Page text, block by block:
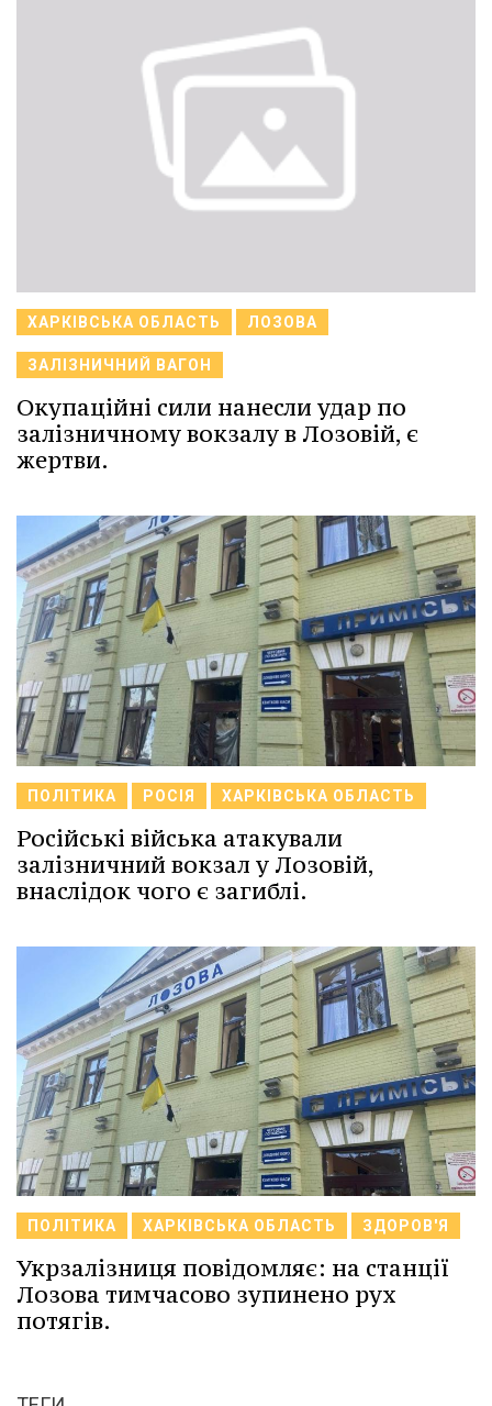
ХАРКІВСЬКА ОБЛАСТЬ ЛОЗОВА
ЗАЛІЗНИЧНИЙ ВАГОН
Окупаційні сили нанесли удар по
залізничному вокзалу в Лозовій, є
жертви.
ПОЛІТИКА РОСІЯ ХАРКІВСЬКА ОБЛАСТЬ
Російські війська атакували
залізничний вокзал у Лозовій,
внаслідок чого є загиблі.
ПОЛІТИКА ХАРКІВСЬКА ОБЛАСТЬ ЗДОРОВ'Я
Укрзалізниця повідомляє: на станції
Лозова тимчасово зупинено рух
потягів.